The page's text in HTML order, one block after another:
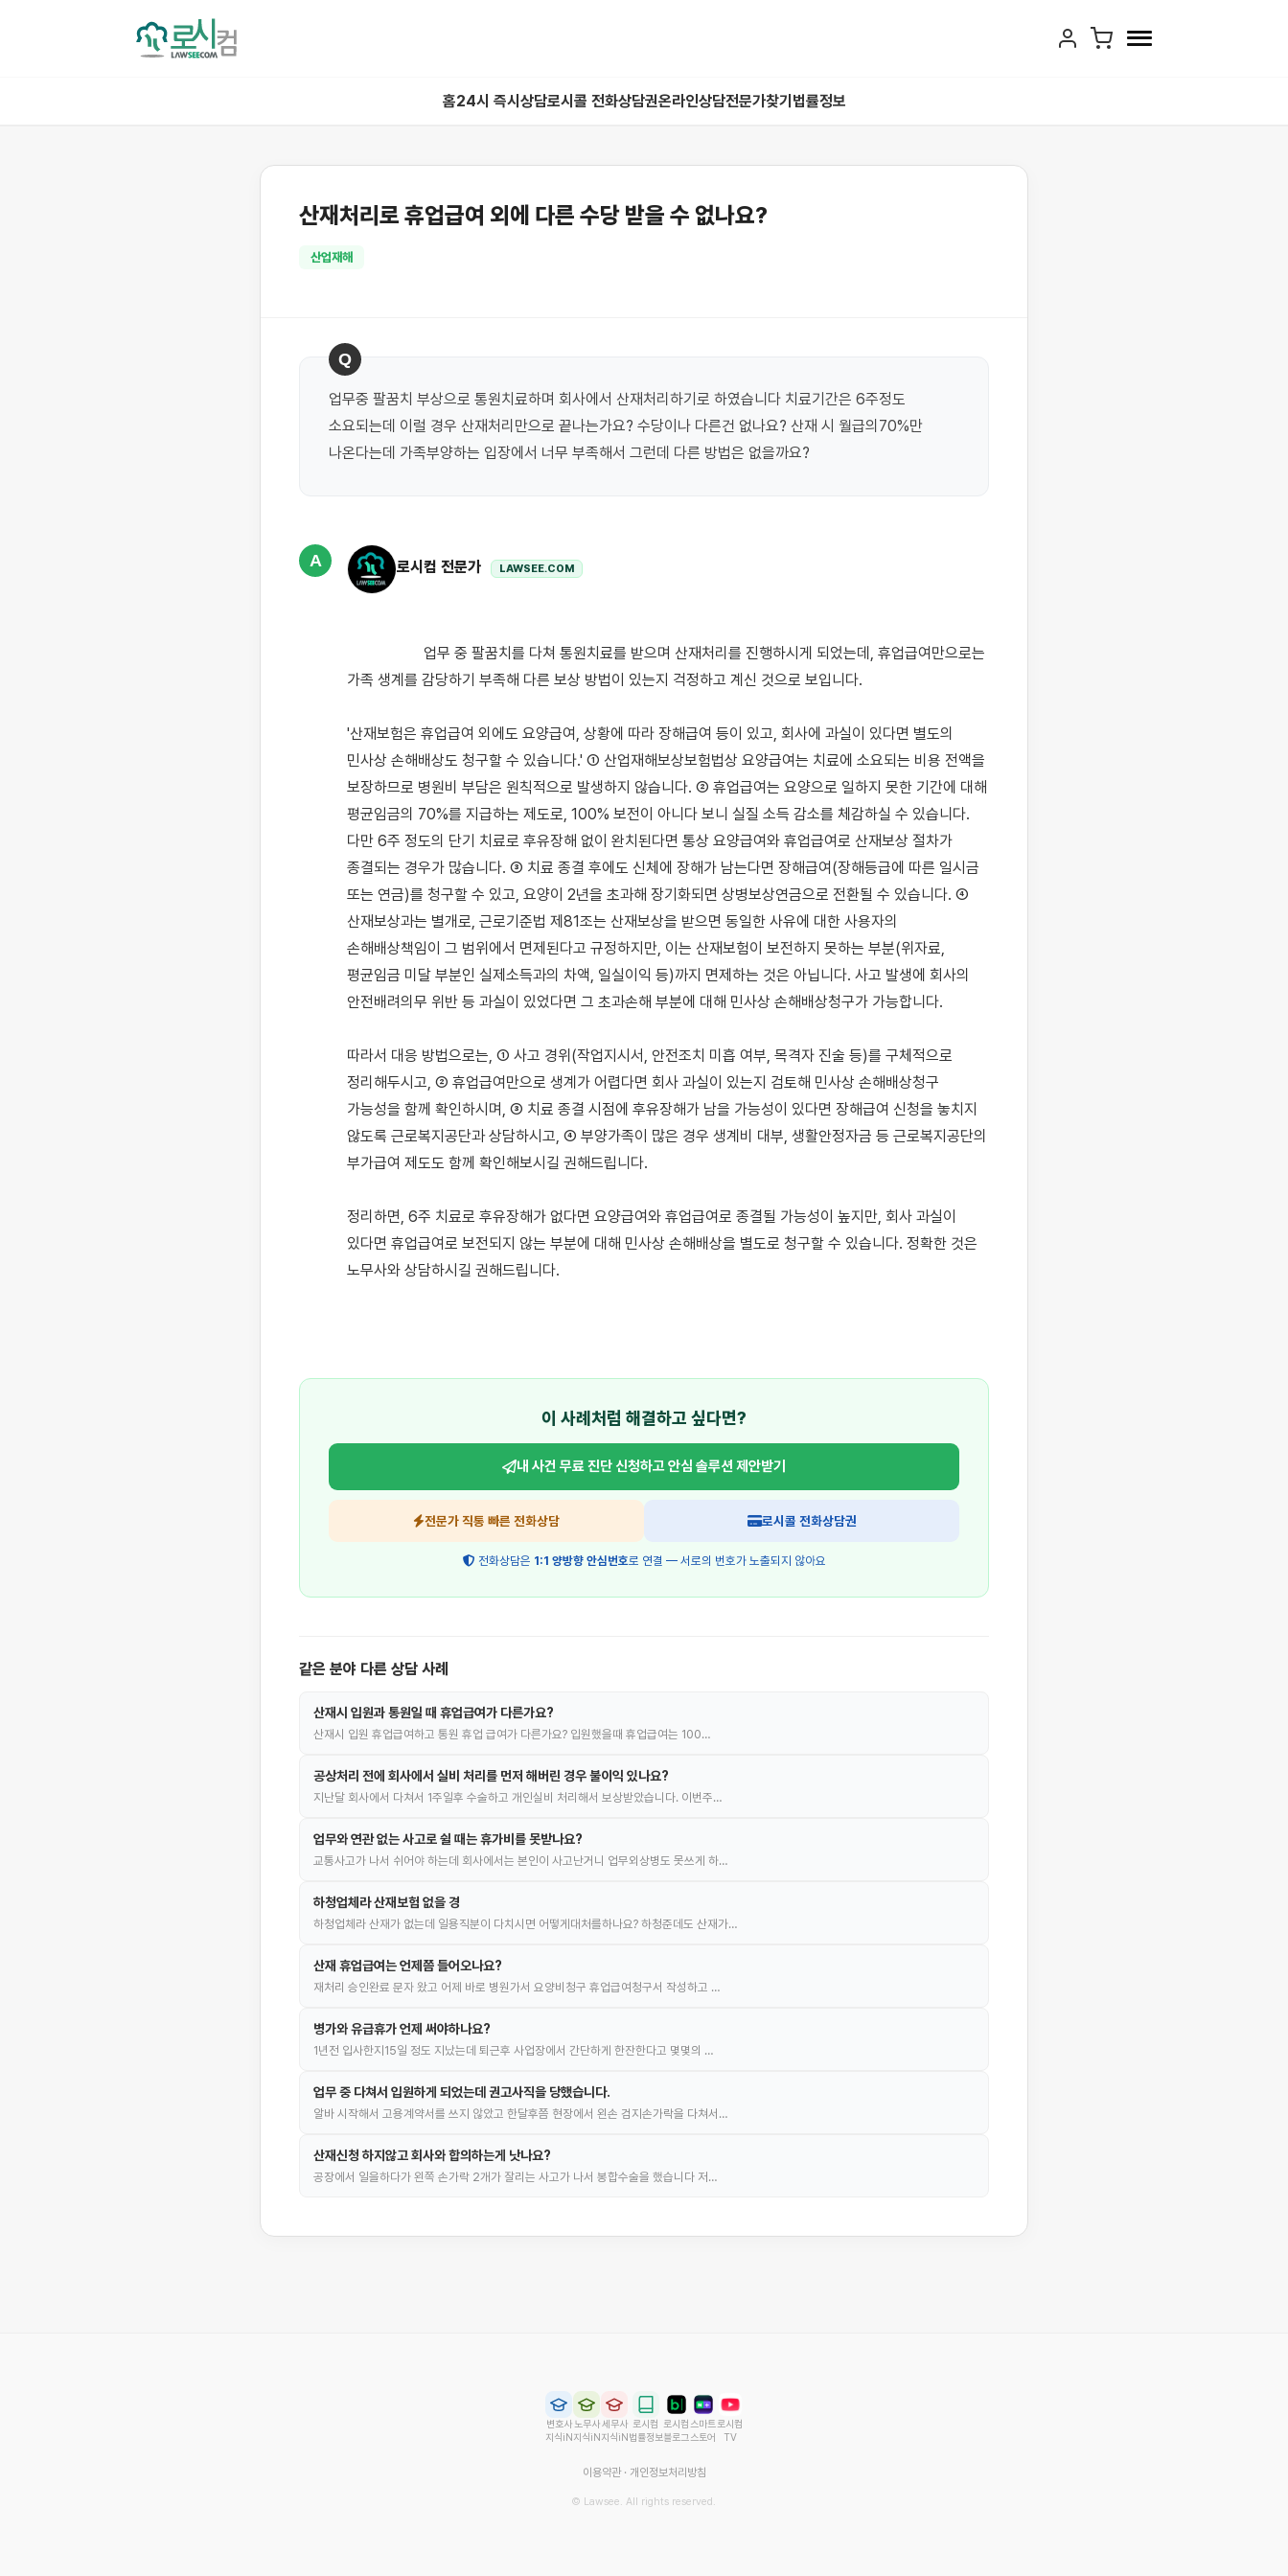
홈24시 즉시상담로시콜 전화상담권온라인상담전문가찾기 법률정보
산재처리로 휴업급여 외에 다른 수당 받을 수 없나요?
산업재해
Q
업무중 팔꿈치 부상으로 통원치료하며 회사에서 산재처리하기로 하였습니다 치료기간은 6주정도
소요되는데 이럴 경우 산재처리만으로 끝나는가요? 수당이나 다른건 없나요? 산재 시 월급의70%만
나온다는데 가족부양하는 입장에서 너무 부족해서 그런데 다른 방법은 없을까요?
A 로시컴 전문가 LAWSEE.COM
가족 생계를 감당하기 부족해 다른 보상 방법이 있는지 걱정하고 계신 것으로 보입니다.
'산재보험은 휴업급여 외에도 요양급여, 상황에 따라 장해급여 등이 있고, 회사에 과실이 있다면 별도의
민사상 손해배상도 청구할 수 있습니다.' ① 산업재해보상보험법상 요양급여는 치료에 소요되는 비용 전액을
보장하므로 병원비 부담은 원칙적으로 발생하지 않습니다. ② 휴업급여는 요양으로 일하지 못한 기간에 대해
평균임금의 70%를 지급하는 제도로, 100% 보전이 아니다 보니 실질 소득 감소를 체감하실 수 있습니다.
다만 6주 정도의 단기 치료로 후유장해 없이 완치된다면 통상 요양급여와 휴업급여로 산재보상 절차가
종결되는 경우가 많습니다. ③ 치료 종결 후에도 신체에 장해가 남는다면 장해급여(장해등급에 따른 일시금
또는 연금)를 청구할 수 있고, 요양이 2년을 초과해 장기화되면 상병보상연금으로 전환될 수 있습니다. ④
산재보상과는 별개로, 근로기준법 제81조는 산재보상을 받으면 동일한 사유에 대한 사용자의
손해배상책임이 그 범위에서 면제된다고 규정하지만, 이는 산재보험이 보전하지 못하는 부분(위자료,
평균임금 미달 부분인 실제소득과의 차액, 일실이익 등)까지 면제하는 것은 아닙니다. 사고 발생에 회사의
안전배려의무 위반 등 과실이 있었다면 그 초과손해 부분에 대해 민사상 손해배상청구가 가능합니다.
따라서 대응 방법으로는, ① 사고 경위(작업지시서, 안전조치 미흡 여부, 목격자 진술 등)를 구체적으로
정리해두시고, ② 휴업급여만으로 생계가 어렵다면 회사 과실이 있는지 검토해 민사상 손해배상청구
가능성을 함께 확인하시며, ③ 치료 종결 시점에 후유장해가 남을 가능성이 있다면 장해급여 신청을 놓치지
않도록 근로복지공단과 상담하시고, ④ 부양가족이 많은 경우 생계비 대부, 생활안정자금 등 근로복지공단의
부가급여 제도도 함께 확인해보시길 권해드립니다.
정리하면, 6주 치료로 후유장해가 없다면 요양급여와 휴업급여로 종결될 가능성이 높지만, 회사 과실이
있다면 휴업급여로 보전되지 않는 부분에 대해 민사상 손해배상을 별도로 청구할 수 있습니다. 정확한 것은
노무사와 상담하시길 권해드립니다.
이 사례처럼 해결하고 싶다면?
내 사건 무료 진단 신청하고안심 솔루션 제안받기
전문가 직통 빠른 전화상담 로시콜 전화상담권
전화상담은 1:1 양방향 안심번호로 연결 — 서로의 번호가 노출되지 않아요
같은 분야 다른 상담 사례
산재시 입원과 통원일 때 휴업급여가 다른가요?
산재시 입원 휴업급여하고 통원 휴업 급여가 다른가요? 입원했을때 휴업급여는 100…
공상처리 전에 회사에서 실비 처리를 먼저 해버린 경우 불이익 있나요?
지난달 회사에서 다쳐서 1주일후 수술하고 개인실비 처리해서 보상받았습니다. 이번주…
업무와 연관 없는 사고로 쉴 때는 휴가비를 못받나요?
교통사고가 나서 쉬어야 하는데 회사에서는 본인이 사고난거니 업무외상병도 못쓰게 하…
하청업체라 산재보험 없을 경
하청업체라 산재가 없는데 일용직분이 다치시면 어떻게대처를하나요? 하청준데도 산재가…
산재 휴업급여는 언제쯤 들어오나요?
재처리 승인완료 문자 왔고 어제 바로 병원가서 요양비청구 휴업급여청구서 작성하고 …
병가와 유급휴가 언제 써야하나요?
1년전 입사한지15일 정도 지났는데 퇴근후 사업장에서 간단하게 한잔한다고 몇몇의 …
업무 중 다쳐서 입원하게 되었는데 권고사직을 당했습니다.
알바 시작해서 고용계약서를 쓰지 않았고 한달후쯤 현장에서 왼손 검지손가락을 다쳐서…
산재신청 하지않고 회사와 합의하는게 낫나요?
공장에서 일을하다가 왼쪽 손가락 2개가 잘리는 사고가 나서 봉합수술을 했습니다 저…
변호사
지식iN
노무사
지식iN
세무사
지식iN
로시컴
법률정보
로시컴
블로그
스마트
스토어
로시컴
TV
이용약관· 개인정보처리방침
© Lawsee. All rights reserved.